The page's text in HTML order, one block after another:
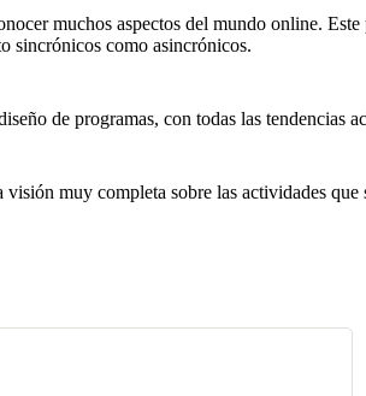
muchos aspectos del mundo online. Este
sincrónicos como asincrónicos.
de programas, con todas las tendencias
muy completa sobre las actividades